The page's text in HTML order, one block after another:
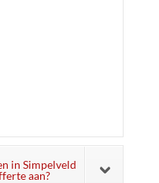
in Simpelveld
aan?